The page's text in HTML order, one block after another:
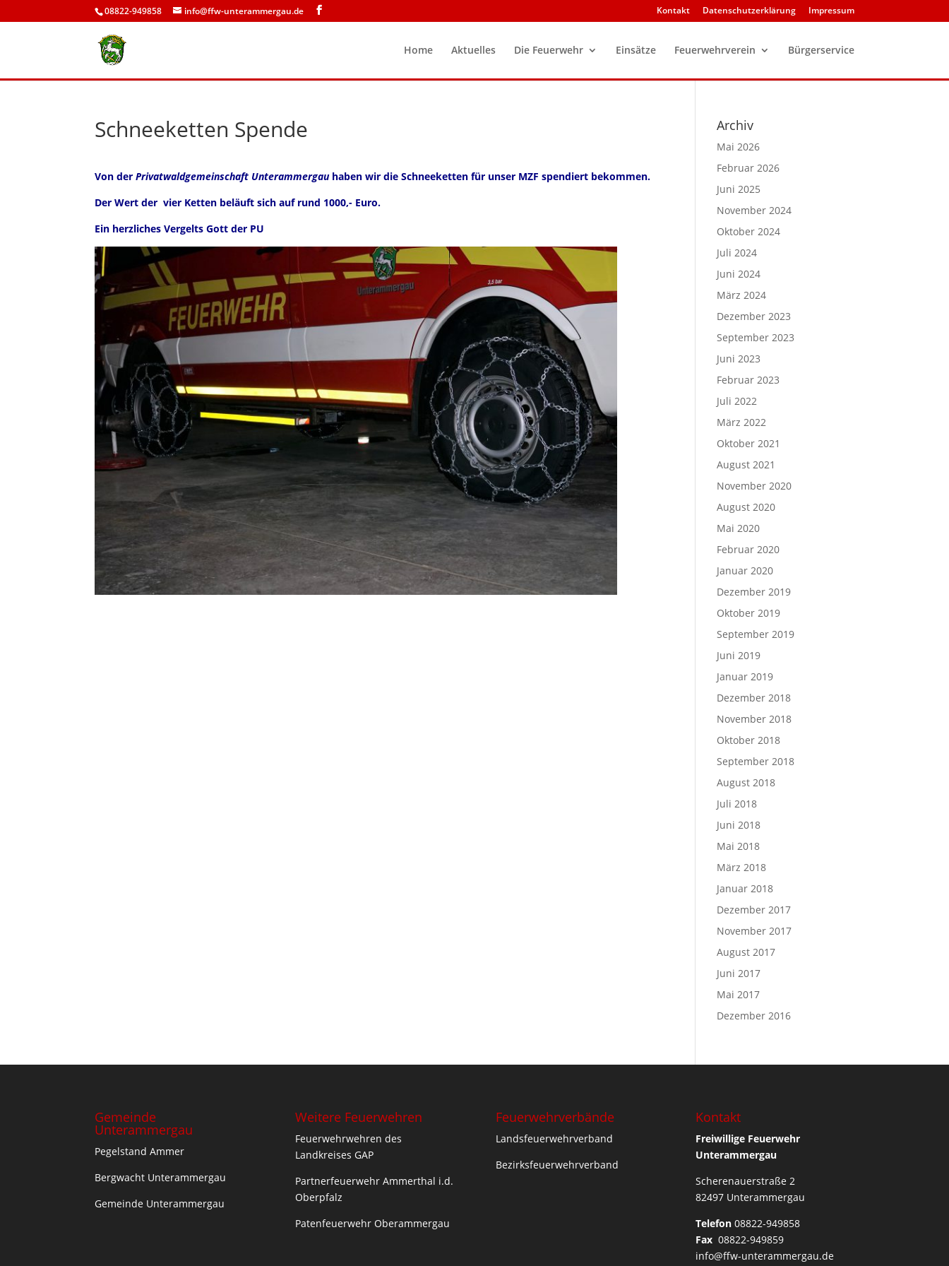
08822-949858 info@ffw-unterammergau.de Kontakt Datenschutzerklärung Impressum
Home Aktuelles Die Feuerwehr Einsätze Feuerwehrverein Bürgerservice
Schneeketten Spende
Von derPrivatwaldgemeinschaft Unterammergauhaben wir die Schneeketten für unser MZF spendiert bekommen.
Der Wert der vier Ketten beläuft sich auf rund 1000,- Euro.
Ein herzliches Vergelts Gott der PU
Archiv
Mai 2026
Februar 2026
Juni 2025
November 2024
Oktober 2024
Juli 2024
Juni 2024
März 2024
Dezember 2023
September 2023
Juni 2023
Februar 2023
Juli 2022
März 2022
Oktober 2021
August 2021
November 2020
August 2020
Mai 2020
Februar 2020
Januar 2020
Dezember 2019
Oktober 2019
September 2019
Juni 2019
Januar 2019
Dezember 2018
November 2018
Oktober 2018
September 2018
August 2018
Juli 2018
Juni 2018
Mai 2018
März 2018
Januar 2018
Dezember 2017
November 2017
August 2017
Juni 2017
Mai 2017
Dezember 2016
Gemeinde
Unterammergau
Pegelstand Ammer
Bergwacht Unterammergau
Gemeinde Unterammergau
Weitere Feuerwehren
Feuerwehrwehren des
Landkreises GAP
Partnerfeuerwehr Ammerthal i.d.
Oberpfalz
Patenfeuerwehr Oberammergau
Feuerwehrverbände
Landsfeuerwehrverband
Bezirksfeuerwehrverband
Kontakt
Freiwillige Feuerwehr
Unterammergau
Scherenauerstraße 2
82497 Unterammergau
Telefon 08822-949858
Fax 08822-949859
info@ffw-unterammergau.de